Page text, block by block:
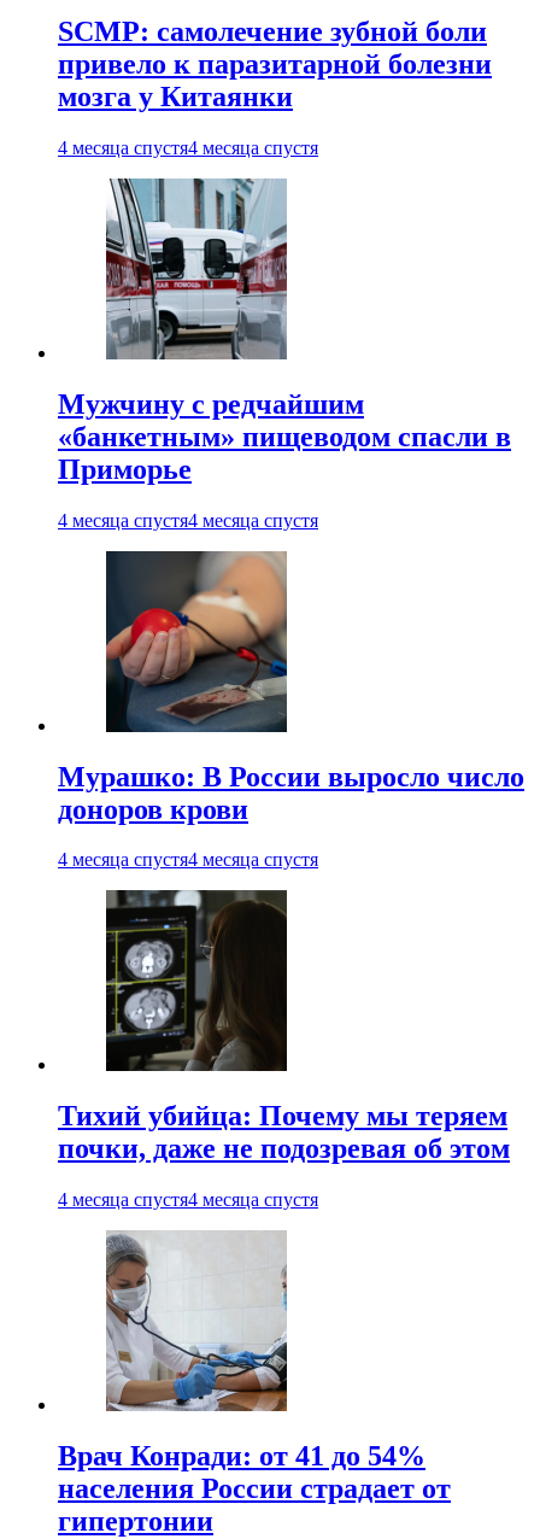
SCMP: самолечение зубной боли
привело к паразитарной болезни
мозга у Китаянки
4 месяца спустя4 месяца спустя
Мужчину с редчайшим
«банкетным» пищеводом спасли в
Приморье
4 месяца спустя4 месяца спустя
Мурашко: В России выросло число
доноров крови
4 месяца спустя4 месяца спустя
Тихий убийца: Почему мы теряем
почки, даже не подозревая об этом
4 месяца спустя4 месяца спустя
Врач Конради: от 41 до 54%
населения России страдает от
гипертонии